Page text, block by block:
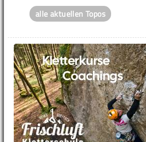
alle aktuellen Topos